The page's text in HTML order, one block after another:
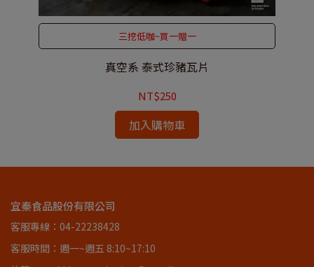
三挖低咖~買一贈一
真空系 泰式珍豬瓦片
NT$250
加入購物車
宜秦食品股份有限公司
客服專線：04-22238428
客服時間：週一~週五 8:10~17:10